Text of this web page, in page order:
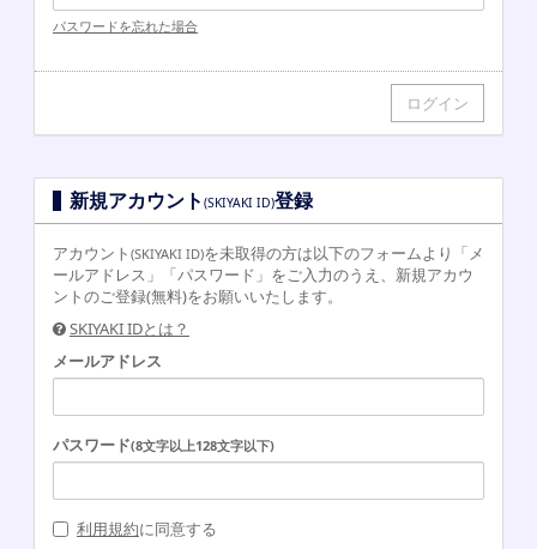
パスワードを忘れた場合
新規アカウント (SKIYAKI ID)登録
アカウント (SKIYAKI ID)を未取得の方は以下のフォームより「メ
ールアドレス」「パスワード」をご入力のうえ、新規アカウ
ントのご登録(無料)をお願いいたします。
SKIYAKI IDとは？
メールアドレス
パスワード(8文字以上128文字以下)
利用規約に同意する